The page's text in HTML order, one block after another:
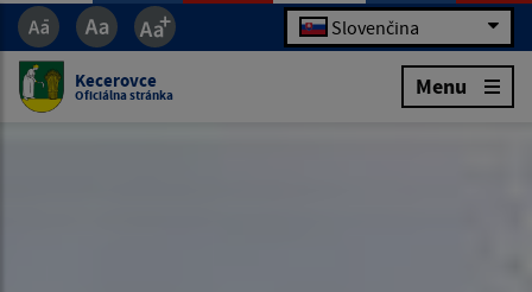
Slovenčina
Kecerovce
Oficiálna stránka Menu